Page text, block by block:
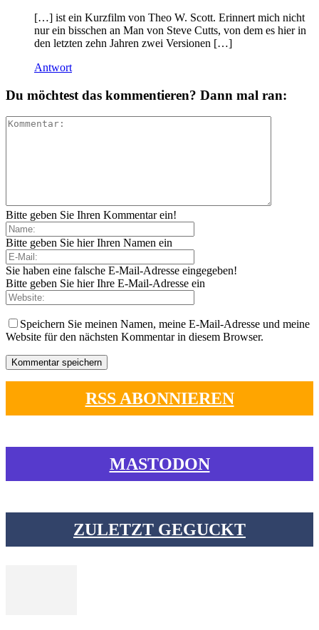
[…] ist ein Kurzfilm von Theo W. Scott. Erinnert mich nicht
nur ein bisschen an Man von Steve Cutts, von dem es hier in
den letzten zehn Jahren zwei Versionen […]
Antwort
Du möchtest das kommentieren? Dann mal ran:
Bitte geben Sie Ihren Kommentar ein!
Bitte geben Sie hier Ihren Namen ein
Sie haben eine falsche E-Mail-Adresse eingegeben!
Bitte geben Sie hier Ihre E-Mail-Adresse ein
Speichern Sie meinen Namen, meine E-Mail-Adresse und meine
Website für den nächsten Kommentar in diesem Browser.
RSS ABONNIEREN
MASTODON
ZULETZT GEGUCKT